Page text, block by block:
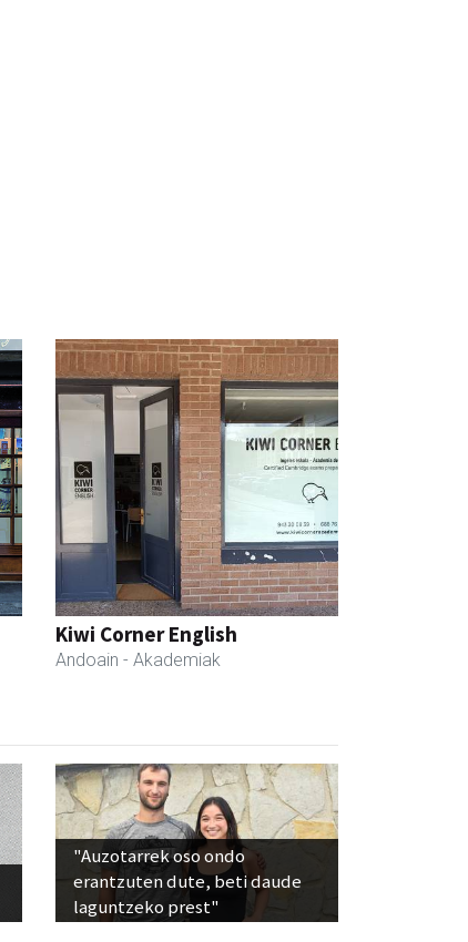
Kiwi Corner English
Andoain - Akademiak
"Auzotarrek oso ondo
erantzuten dute, beti daude
laguntzeko prest"